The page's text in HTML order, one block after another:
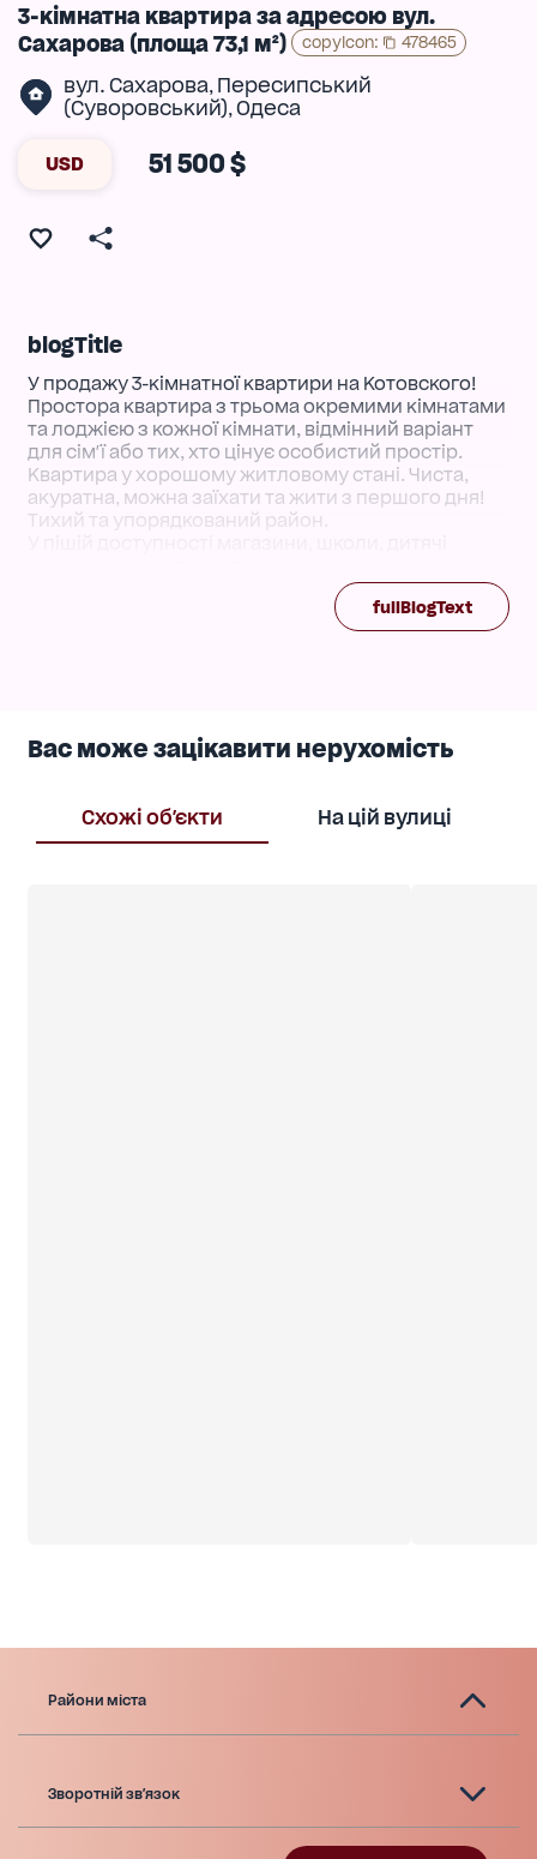
3-кімнатна квартира за адресою вул.
Сахарова (площа 73,1 м²)
copyIcon: 478465
вул. Сахарова, Пересипський
(Суворовський),Одеса
USD 51 500 $
blogTitle
У продажу 3-кімнатної квартири на Котовского!
Простора квартира з трьома окремими кімнатами
та лоджією з кожної кімнати, відмінний варіант
для сім'ї або тих, хто цінує особистий простір.
Квартира у хорошому житловому стані. Чиста,
акуратна, можна заїхати та жити з першого дня!
Тихий та упорядкований район.
Затишний двір та доброзичливі сусіди.
Відмінне співвідношення ціни та якості - не
fullBlogText
Вас може зацікавити нерухомість
Схожі об'єкти На цій вулиці
Райони міста
Зворотній зв'язок